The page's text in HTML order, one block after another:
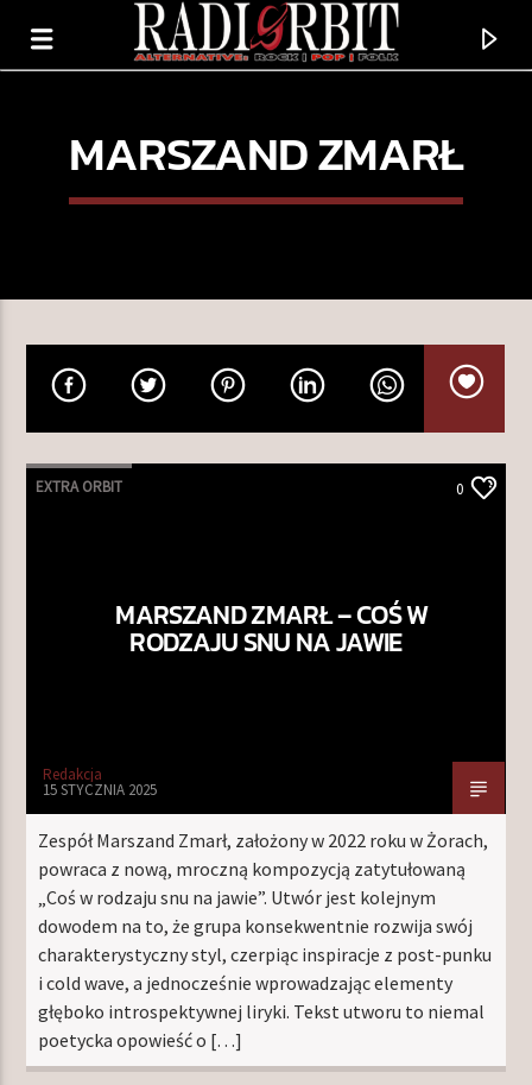
GETTING EVEN
TERAZ W RAMÓWCE
LIGHT ORBIT WEEKEND
INDIE ORBIT WEEKEND
16:00 18:00
Radio Orbit
MARSZAND ZMARŁ
EXTRA ORBIT 0
MARSZAND ZMARŁ – COŚ W
RODZAJU SNU NA JAWIE
Redakcja
15 STYCZNIA 2025
Zespół Marszand Zmarł, założony w 2022 roku w Żorach,
powraca z nową, mroczną kompozycją zatytułowaną
„Coś w rodzaju snu na jawie”. Utwór jest kolejnym
dowodem na to, że grupa konsekwentnie rozwija swój
charakterystyczny styl, czerpiąc inspiracje z post-punku
i cold wave, a jednocześnie wprowadzając elementy
głęboko introspektywnej liryki. Tekst utworu to niemal
poetycka opowieść o […]